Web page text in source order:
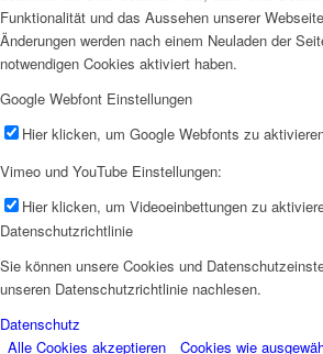
Funktionalität und das Aussehen unserer
Änderungen werden nach einem Neuladen der
notwendigen Cookies aktiviert haben.
Google Webfont Einstellungen
Hier klicken, um Google Webfonts zu
Vimeo und YouTube Einstellungen:
Hier klicken, um Videoeinbettungen zu
Datenschutzrichtlinie
Sie können unsere Cookies und
unseren Datenschutzrichtlinie nachlesen.
Datenschutz
Alle Cookies akzeptieren
Cookies wie